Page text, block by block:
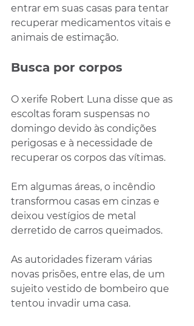
entrar em suas casas para tentar
recuperar medicamentos vitais e
animais de estimação.
Busca por corpos
O xerife Robert Luna disse que as
escoltas foram suspensas no
domingo devido às condições
perigosas e à necessidade de
recuperar os corpos das vítimas.
Em algumas áreas, o incêndio
transformou casas em cinzas e
deixou vestígios de metal
derretido de carros queimados.
As autoridades fizeram várias
novas prisões, entre elas, de um
sujeito vestido de bombeiro que
tentou invadir uma casa.